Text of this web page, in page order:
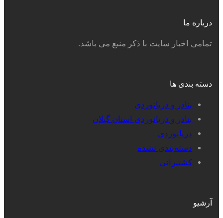
درباره ما
تمامی اخبار سایت با ذکر منبع می باشد.
دسته بندی ها
بنادر و دریانوردی
بنادر و دریانوردی استان گیلان
دریانوردی
دسته‌بندی نشده
کشتیرانی
آرشیو